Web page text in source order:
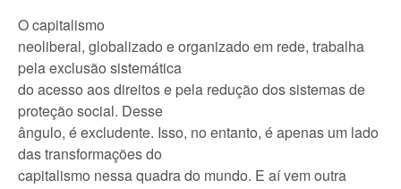
O capitalismo
neoliberal, globalizado e organizado em rede, trabalha
pela exclusão sistemática
do acesso aos direitos e pela redução dos sistemas de
proteção social. Desse
ângulo, é excludente. Isso, no entanto, é apenas um lado
das transformações do
capitalismo nessa quadra do mundo. E aí vem outra